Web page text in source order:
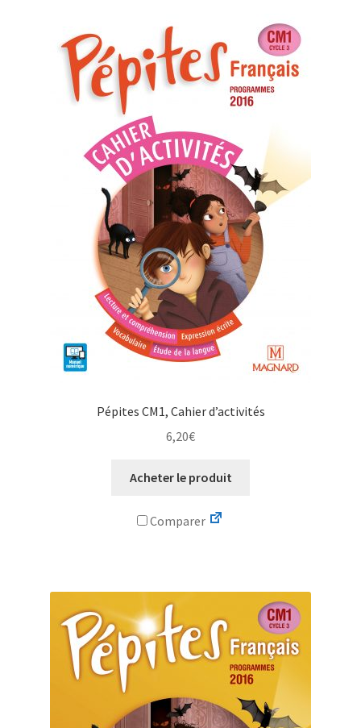
Pépites CM1, Cahier d’activités
6,20€
Acheter le produit
Comparer